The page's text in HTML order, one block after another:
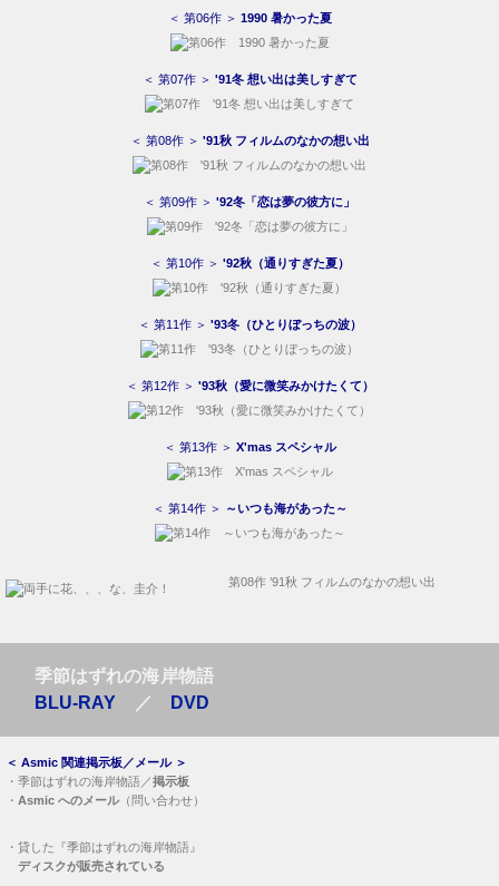
＜ 第06作 ＞ 1990 暑かった夏
＜ 第07作 ＞ '91冬 想い出は美しすぎて
＜ 第08作 ＞ '91秋 フィルムのなかの想い出
＜ 第09作 ＞ '92冬「恋は夢の彼方に」
＜ 第10作 ＞ '92秋（通りすぎた夏）
＜ 第11作 ＞ '93冬（ひとりぼっちの波）
＜ 第12作 ＞ '93秋（愛に微笑みかけたくて）
＜ 第13作 ＞ X'mas スペシャル
＜ 第14作 ＞ ～いつも海があった～
第08作 ’91秋 フィルムのなかの想い出
季節はずれの海岸物語
BLU-RAY ／ DVD
＜ Asmic 関連掲示板／メール＞
・ 季節はずれの海岸物語／掲示板
・ Asmic へのメール（問い合わせ）
・ 貸した『季節はずれの海岸物語』
ディスクが販売されている